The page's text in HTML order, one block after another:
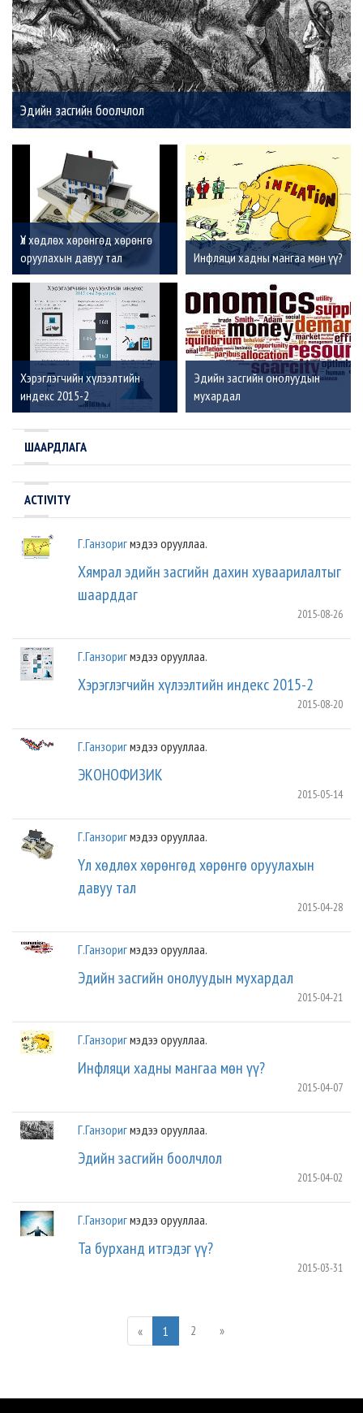
Эдийн засгийн боолчлол
Үл хөдлөх хөрөнгөд хөрөнгө
оруулахын давуу тал
Инфляци хадны мангаа мөн үү?
Хэрэглэгчийн хүлээлтийн
индекс 2015-2
Эдийн засгийн онолуудын
мухардал
ШААРДЛАГА
ACTIVITY
Г.Ганзоригмэдээ орууллаа.
Хямрал эдийн засгийн дахин хуваарилалтыг
шаарддаг
2015-08-26
Г.Ганзоригмэдээ орууллаа.
Хэрэглэгчийн хүлээлтийн индекс 2015-2
2015-08-20
Г.Ганзоригмэдээ орууллаа.
ЭКОНОФИЗИК
2015-05-14
Г.Ганзоригмэдээ орууллаа.
Үл хөдлөх хөрөнгөд хөрөнгө оруулахын
давуу тал
2015-04-28
Г.Ганзоригмэдээ орууллаа.
Эдийн засгийн онолуудын мухардал
2015-04-21
Г.Ганзоригмэдээ орууллаа.
Инфляци хадны мангаа мөн үү?
2015-04-07
Г.Ганзоригмэдээ орууллаа.
Эдийн засгийн боолчлол
2015-04-02
Г.Ганзоригмэдээ орууллаа.
Та бурханд итгэдэг үү?
2015-03-31
« 1 2 »